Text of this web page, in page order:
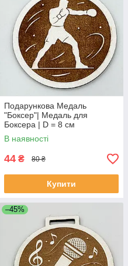
Подарункова Медаль
"Боксер"| Медаль для
Боксера | D = 8 см
В наявності
44 ₴ 80 ₴
Купити
–45%